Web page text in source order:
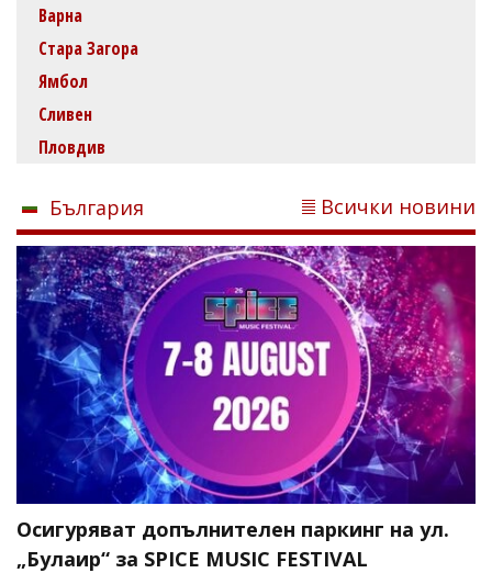
Варна
Стара Загора
Ямбол
Сливен
Пловдив
България Всички новини
Осигуряват допълнителен паркинг на ул.
„Булаир“ за SPICE MUSIC FESTIVAL